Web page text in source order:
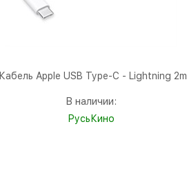
Кабель Apple USB Type-C - Lightning 2m
В наличии:
РусьКино